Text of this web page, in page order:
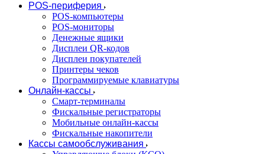
POS-периферия
POS-компьютеры
POS-мониторы
Денежные ящики
Дисплеи QR-кодов
Дисплеи покупателей
Принтеры чеков
Программируемые клавиатуры
Онлайн-кассы
Смарт-терминалы
Фискальные регистраторы
Мобильные онлайн-кассы
Фискальные накопители
Кассы самообслуживания